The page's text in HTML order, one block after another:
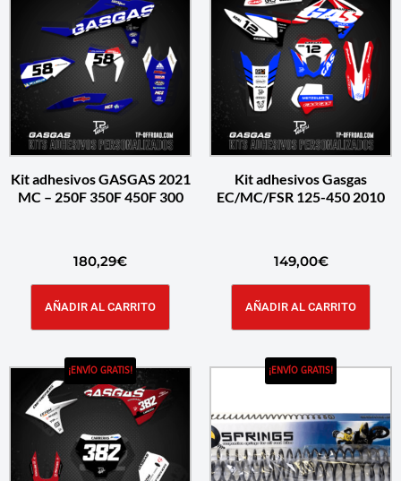
Kit adhesivos GASGAS 2021
MC – 250F 350F 450F 300
180,29€
AÑADIR AL CARRITO
Kit adhesivos Gasgas
EC/MC/FSR 125-450 2010
149,00€
AÑADIR AL CARRITO
¡ENVÍO GRATIS! ¡ENVÍO GRATIS!